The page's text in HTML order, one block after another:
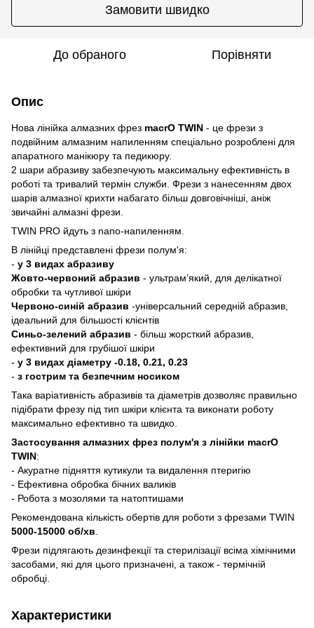
Замовити швидко
До обраного Порівняти
Опис
Нова лінійка алмазних фрез macrO TWIN - це фрези з
подвійним алмазним напиленням спеціально розроблені для
апаратного манікюру та педикюру.
2 шари абразиву забезпечують максимальну ефективність в
роботі та тривалий термін служби. Фрези з нанесенням двох
шарів алмазної крихти набагато більш довговічніші, аніж
звичайні алмазні фрези.
TWIN PRO йдуть з nano-напиленням.
В лінійці представлені фрези полум'я:
- у 3 видах абразиву
Жовто-червоний абразив - ультрам’який, для делікатної
обробки та чутливої шкіри
Червоно-синій абразив -універсальний середній абразив,
ідеальний для більшості клієнтів
Синьо-зелений абразив - більш жорсткий абразив,
ефективний для грубішої шкіри
- у 3 видах діаметру -0.18, 0.21, 0.23
- з гострим та безпечним носиком
Така варіативність абразивів та діаметрів дозволяє правильно
підібрати фрезу під тип шкіри клієнта та виконати роботу
максимально ефективно та швидко.
Застосування алмазних фрез полум'я з лінійки macrO
TWIN:
- Акуратне підняття кутикули та видалення птеригію
- Ефективна обробка бічних валиків
- Робота з мозолями та натоптишами
Рекомендована кількість обертів для роботи з фрезами TWIN
5000-15000 об/хв
Фрези підлягають дезинфекції та стерилізації всіма хімічними
засобами, які для цього призначені, а також - термічній
обробці.
Характеристики